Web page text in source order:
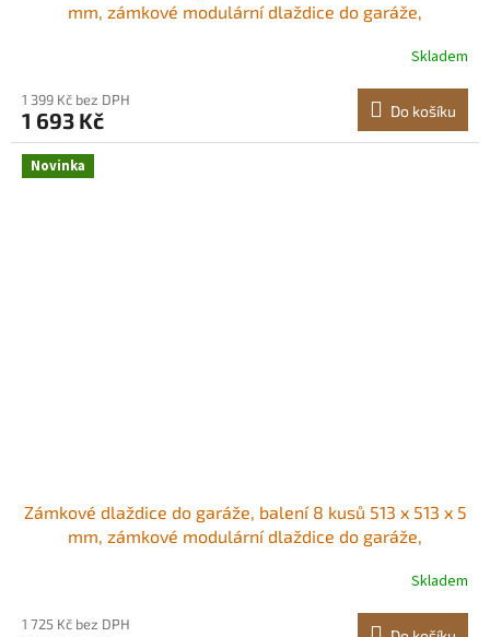
mm, zámkové modulární dlaždice do garáže,
dílnu, sklad, nářadí, grafitově šedá Protiskluzové
diamantové desky PVC konstrukce<br/
Skladem
1 399 Kč bez DPH
1 693 Kč Do košíku
Novinka
Zámkové dlaždice do garáže, balení 8 kusů 513 x 513 x 5
mm, zámkové modulární dlaždice do garáže,
dílnu, sklad, nářadí, černé Protiskluzové diamantové
desky PVC konstrukce Samostatná
Skladem
1 725 Kč bez DPH